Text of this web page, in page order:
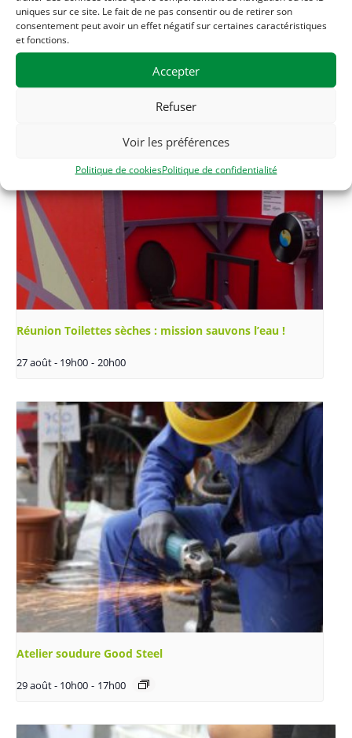
uniques sur ce site. Le fait de ne pas consentir ou de retirer son
consentement peut avoir un effet négatif sur certaines caractéristiques
et fonctions.
Accepter
Refuser
Voir les préférences
Politique de cookiesPolitique de confidentialité
Related Évènements
Réunion Toilettes sèches : mission sauvons l’eau !
27 août - 19h00 - 20h00
Atelier soudure Good Steel
29 août - 10h00 - 17h00